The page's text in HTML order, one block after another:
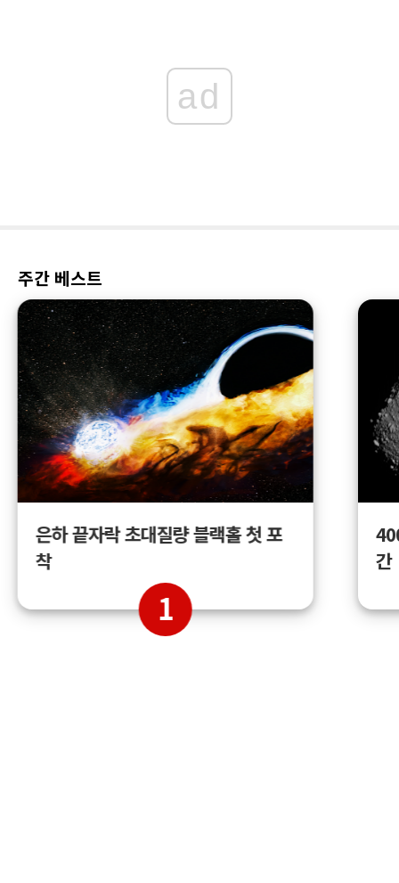
ad
주간 베스트
은하 끝자락 초대질량 블랙홀 첫 포
착
1
간